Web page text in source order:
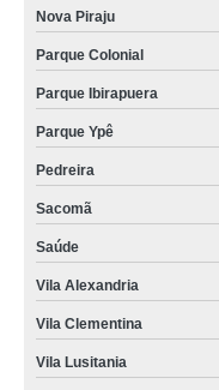
centro de usinagem de
centro de usinagem vertical
onde encontro centro de
centro de usinagem de
onde tem centro de
onde encontro centro de
centro de usinagem grande
centro de usinagem
centro de usinagem de
Nova Piraju
Parque Colonial
Parque Ibirapuera
Parque Ypê
Pedreira
Sacomã
Saúde
Vila Alexandria
Vila Clementina
Vila Lusitania